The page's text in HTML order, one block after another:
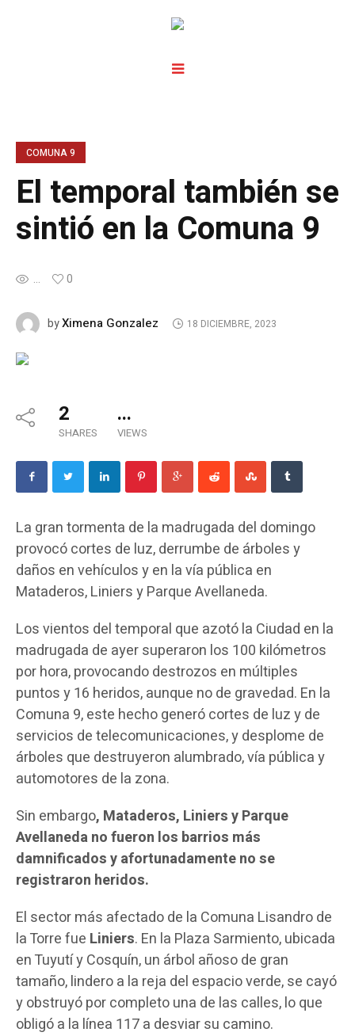
COMUNA 9
El temporal también se
sintió en la Comuna 9
... 0
byXimena Gonzalez 18 DICIEMBRE, 2023
2
SHARES
...
VIEWS
La gran tormenta de la madrugada del domingo
provocó cortes de luz, derrumbe de árboles y
daños en vehículos y en la vía pública en
Mataderos, Liniers y Parque Avellaneda.
Los vientos del temporal que azotó la Ciudad en la
madrugada de ayer superaron los 100 kilómetros
por hora, provocando destrozos en múltiples
puntos y 16 heridos, aunque no de gravedad. En la
Comuna 9, este hecho generó cortes de luz y de
servicios de telecomunicaciones, y desplome de
árboles que destruyeron alumbrado, vía pública y
automotores de la zona.
Sin embargo, Mataderos, Liniers y Parque
Avellaneda no fueron los barrios más
damnificados y afortunadamente no se
registraron heridos.
El sector más afectado de la Comuna Lisandro de
la Torre fue Liniers. En la Plaza Sarmiento, ubicada
en Tuyutí y Cosquín, un árbol añoso de gran
tamaño, lindero a la reja del espacio verde, se cayó
y obstruyó por completo una de las calles, lo que
obligó a la línea 117 a desviar su camino.